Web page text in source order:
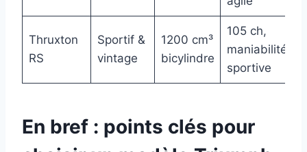
Thruxton
RS
Sportif &
vintage
1200 cm³
bicylindre
105 ch,
maniabilité
sportive
En bref : points clés pour